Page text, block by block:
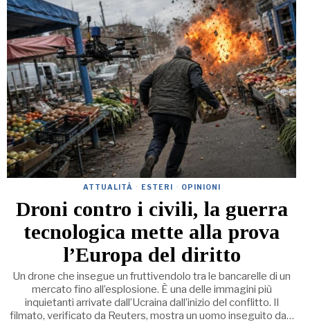
ATTUALITÀ · ESTERI · OPINIONI
Droni contro i civili, la guerra
tecnologica mette alla prova
l’Europa del diritto
Un drone che insegue un fruttivendolo tra le bancarelle di un
mercato fino all’esplosione. È una delle immagini più
inquietanti arrivate dall’Ucraina dall’inizio del conflitto. Il
filmato, verificato da Reuters, mostra un uomo inseguito da…